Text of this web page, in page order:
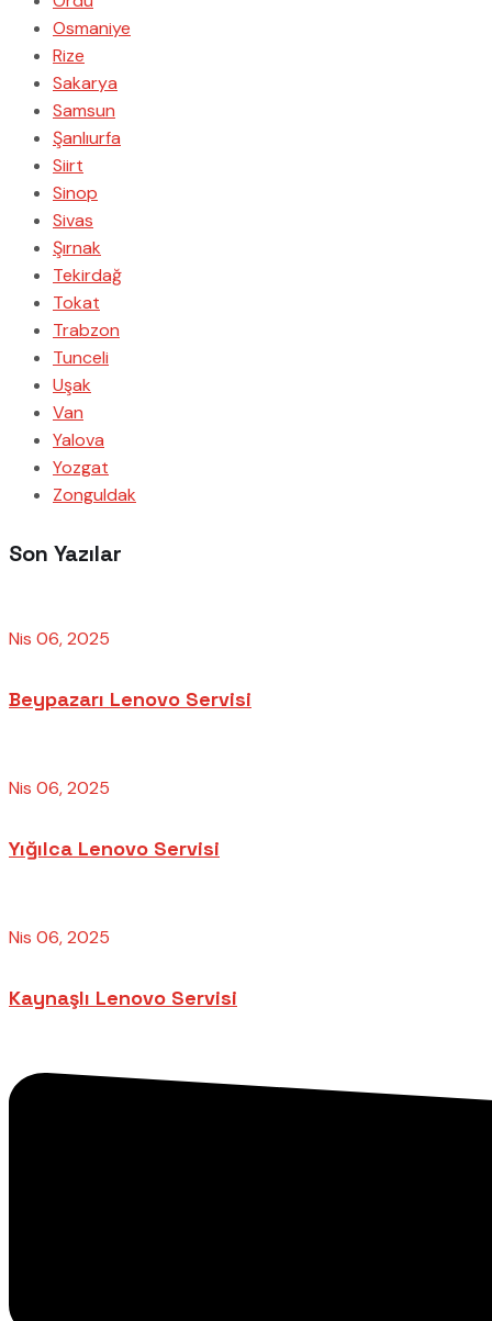
Osmaniye
Rize
Sakarya
Samsun
Şanlıurfa
Siirt
Sinop
Sivas
Şırnak
Tekirdağ
Tokat
Trabzon
Tunceli
Uşak
Van
Yalova
Yozgat
Zonguldak
Son Yazılar
Nis 06, 2025
Beypazarı Lenovo Servisi
Nis 06, 2025
Yığılca Lenovo Servisi
Nis 06, 2025
Kaynaşlı Lenovo Servisi